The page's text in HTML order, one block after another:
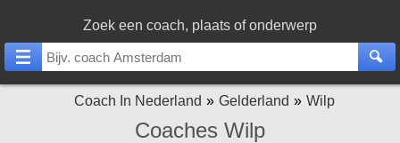
Zoek een coach, plaats of onderwerp
Coach In Nederland Gelderland Wilp
Coaches Wilp